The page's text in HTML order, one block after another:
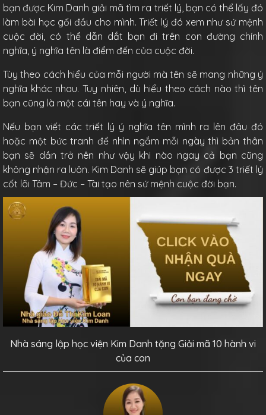
bạn được Kim Danh giải mã tìm ra triết lý, bạn có thể lấy đó
làm bài học gối đầu cho mình. Triết lý đó xem như sứ mệnh
cuộc đời, có thể dẫn dắt bạn đi trên con đường chính
nghĩa, ý nghĩa tên là điểm đến của cuộc đời.
Tùy theo cách hiểu của mỗi người mà tên sẽ mang những ý
nghĩa khác nhau. Tuy nhiên, dù hiểu theo cách nào thì tên
bạn cũng là một cái tên hay và ý nghĩa.
Nếu bạn viết các triết lý ý nghĩa tên mình ra lên đâu đó
hoặc một bức tranh để nhìn ngắm mỗi ngày thì bản thân
bạn sẽ dần trở nên như vậy khi nào ngay cả bạn cũng
không nhận ra luôn. Kim Danh sẽ giúp bạn có được 3 triết lý
cốt lõi Tâm – Đức – Tài tạo nên sứ mệnh cuộc đời bạn.
Nhà sáng lập học viện Kim Danh tặng Giải mã 10 hành vi
của con